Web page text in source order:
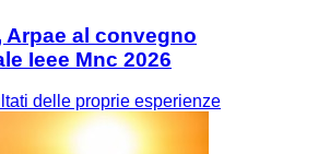
Arpae al convegno
Ieee Mnc 2026
delle proprie esperienze